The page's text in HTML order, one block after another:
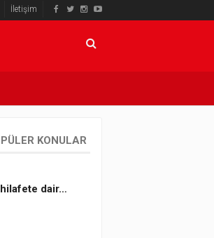
İletişim
KONULAR
dair…